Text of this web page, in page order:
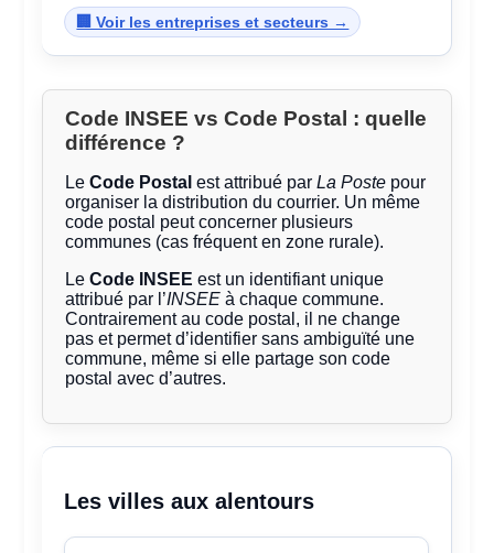
🏢 Voir les entreprises et secteurs →
Code INSEE vs Code Postal : quelle
différence ?
LeCode Postal est attribué parLa Poste pour
organiser la distribution du courrier. Un même
code postal peut concerner plusieurs
communes (cas fréquent en zone rurale).
LeCode INSEE est un identifiant unique
attribué par l’INSEE à chaque commune.
Contrairement au code postal, il ne change
pas et permet d’identifier sans ambiguïté une
commune, même si elle partage son code
postal avec d’autres.
Les villes aux alentours